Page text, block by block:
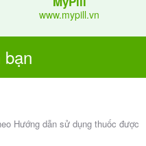
www.mypill.vn
Hướng dẫn sử dụng thuốc được